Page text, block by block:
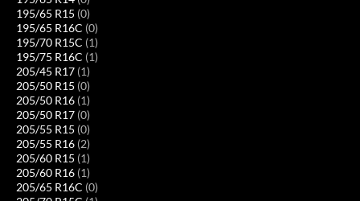
195/65 R15 (0)
195/65 R16C (0)
195/70 R15C (1)
195/75 R16C (1)
205/45 R17 (1)
205/50 R15 (0)
205/50 R16 (1)
205/50 R17 (0)
205/55 R15 (0)
205/55 R16 (2)
205/60 R15 (1)
205/60 R16 (1)
205/65 R16C (0)